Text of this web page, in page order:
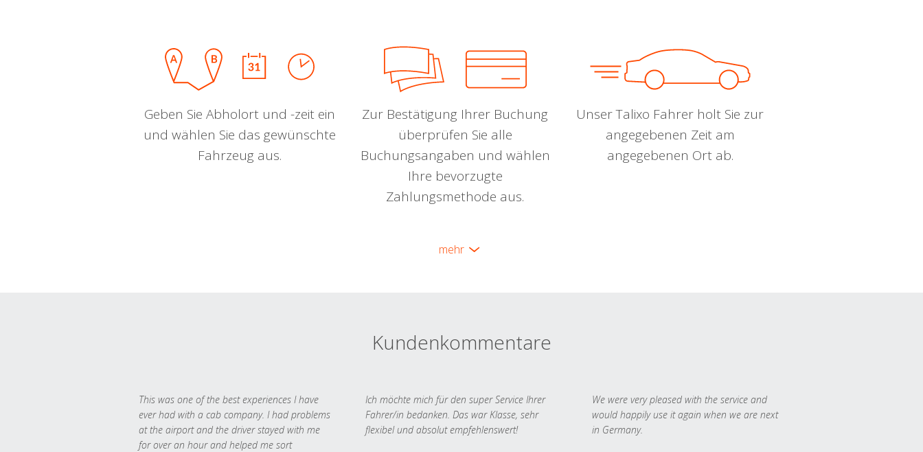
Geben Sie Abholort und -zeit ein
und wählen Sie das gewünschte
Fahrzeug aus.
Zur Bestätigung Ihrer Buchung
überprüfen Sie alle
Buchungsangaben und wählen
Ihre bevorzugte
Zahlungsmethode aus.
Unser Talixo Fahrer holt Sie zur
angegebenen Zeit am
angegebenen Ort ab.
mehr
Kundenkommentare
This was one of the best experiences I have
ever had with a cab company. I had problems
at the airport and the driver stayed with me
for over an hour and helped me sort
Ich möchte mich für den super Service Ihrer
Fahrer/in bedanken. Das war Klasse, sehr
flexibel und absolut empfehlenswert!
We were very pleased with the service and
would happily use it again when we are next
in Germany.